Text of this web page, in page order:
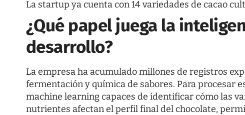
La startup ya cuenta con 14 variedades de cacao
¿Qué papel juega la
desarrollo?
La empresa ha acumulado millones de registros
fermentación y química de sabores. Para procesar
machine learning capaces de identificar cómo las
nutrientes afectan el perfil final del chocolate,